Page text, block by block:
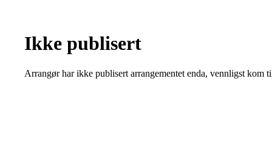
Ikke publisert
Arrangør har ikke publisert arrangementet enda, vennligst kom